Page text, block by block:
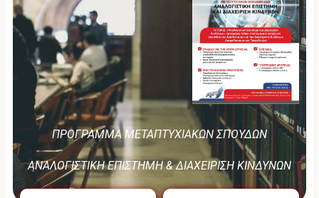
ΠΡΟΓΡΑΜΜΑ ΜΕΤΑΠΤΥΧΙΑΚΩΝ ΣΠΟΥΔΩΝ
ΑΝΑΛΟΓΙΣΤΙΚΗ ΕΠΙΣΤΗΜΗ & ΔΙΑΧΕΙΡΙΣΗ ΚΙΝΔΥΝΩΝ